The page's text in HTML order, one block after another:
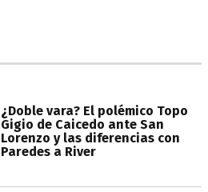
¿Doble vara? El polémico Topo
Gigio de Caicedo ante San
Lorenzo y las diferencias con
Paredes a River